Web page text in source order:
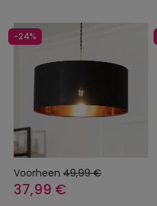
-24%
Voorheen 49,99 €
37,99 €